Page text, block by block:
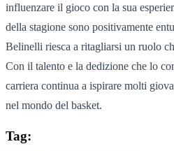
influenzare il gioco con la sua
della stagione sono positivamente
Belinelli riesca a ritagliarsi un ruolo
Con il talento e la dedizione che lo
carriera continua a ispirare molti
nel mondo del basket.
Tag: